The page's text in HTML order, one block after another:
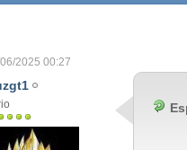
2025 00:27